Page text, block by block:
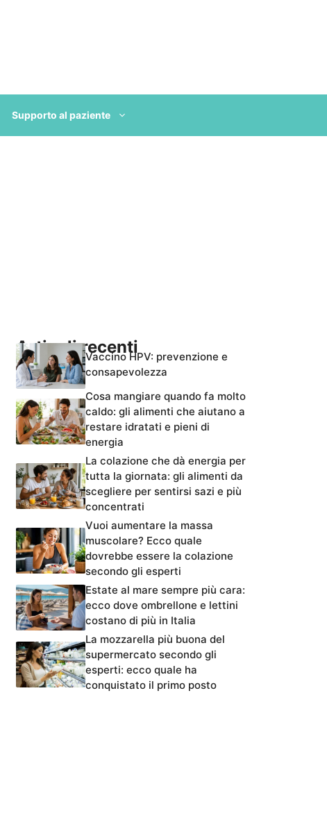
Supporto al paziente
Articoli recentiVaccino HPV: prevenzione e
consapevolezza
Cosa mangiare quando fa molto
caldo: gli alimenti che aiutano a
restare idratati e pieni di
energia
La colazione che dà energia per
tutta la giornata: gli alimenti da
scegliere per sentirsi sazi e più
concentrati
Vuoi aumentare la massa
muscolare? Ecco quale
dovrebbe essere la colazione
secondo gli esperti
Estate al mare sempre più cara:
ecco dove ombrellone e lettini
costano di più in Italia
La mozzarella più buona del
supermercato secondo gli
esperti: ecco quale ha
conquistato il primo posto